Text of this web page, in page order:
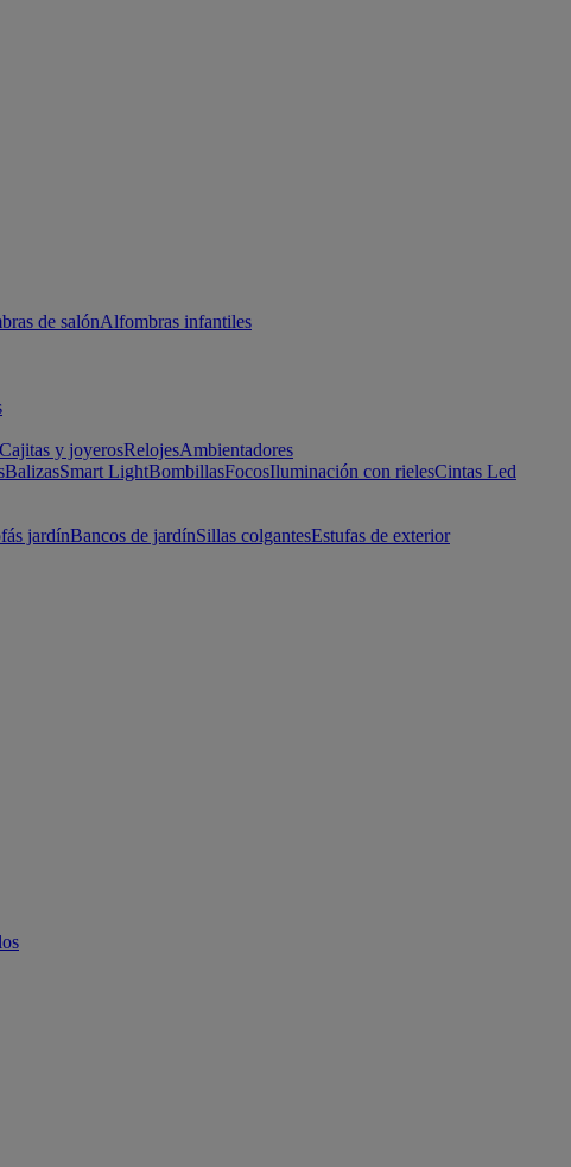
de salónAlfombras infantiles
Cajitas y joyerosRelojesAmbientadores
BalizasSmart LightBombillasFocosIluminación con rielesCintas Led
jardínBancos de jardínSillas colgantesEstufas de exterior